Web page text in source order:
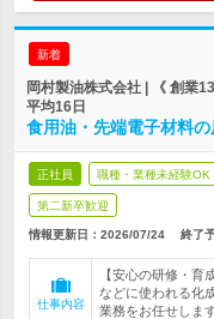
新着
岡村製油株式会社 | 《 創業
平均16日
食用油・先端電子材料
正社員 職種・業種未経験OK
第二新卒歓迎
情報更新日：2026/07/24 終了
仕事内容
【安心の研修・
などに使われる化
業務をお任せします